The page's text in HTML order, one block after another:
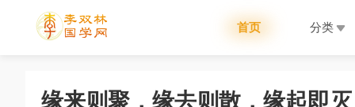
首页 分类
缘来则聚，缘去则散，缘起即